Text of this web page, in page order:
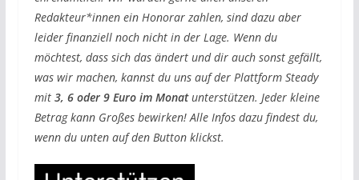
Redakteur*innen ein Honorar zahlen, sind dazu aber
leider finanziell noch nicht in der Lage. Wenn du
möchtest, dass sich das ändert und dir auch sonst gefällt,
was wir machen, kannst du uns auf der Plattform Steady
mit 3, 6 oder 9 Euro im Monatunterstützen. Jeder kleine
Betrag kann Großes bewirken! Alle Infos dazu findest du,
wenn du unten auf den Button klickst.